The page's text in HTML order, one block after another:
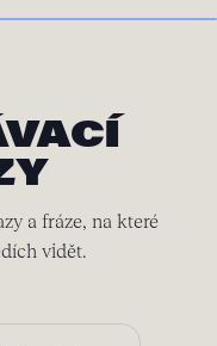
a fráze, na které
vidět.